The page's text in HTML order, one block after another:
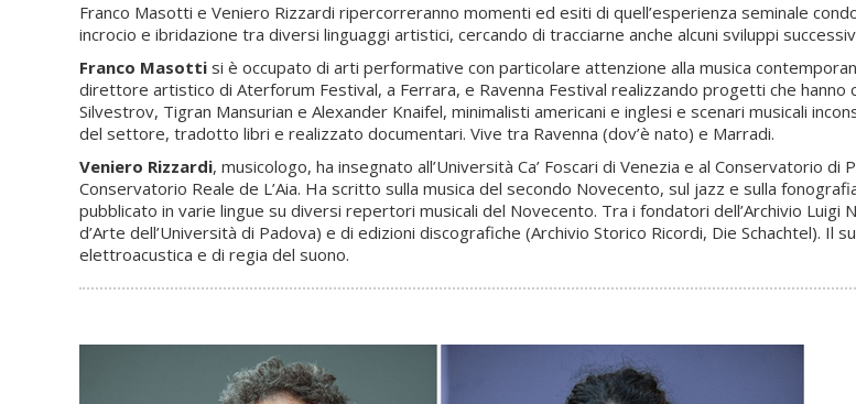
Franco Masotti e Veniero Rizzardi ripercorreranno momenti ed esiti di quell’esperienza seminale
incrocio e ibridazione tra diversi linguaggi artistici, cercando di tracciarne anche alcuni sviluppi
Franco Masotti si è occupato di arti performative con particolare attenzione alla musica
direttore artistico di Aterforum Festival, a Ferrara, e Ravenna Festival realizzando progetti che
Silvestrov, Tigran Mansurian e Alexander Knaifel, minimalisti americani e inglesi e scenari musicali
del settore, tradotto libri e realizzato documentari. Vive tra Ravenna (dov’è nato) e Marradi.
Veniero Rizzardi, musicologo, ha insegnato all’Università Ca’ Foscari di Venezia e al Conservatorio
Conservatorio Reale de L’Aia. Ha scritto sulla musica del secondo Novecento, sul jazz e sulla
pubblicato in varie lingue su diversi repertori musicali del Novecento. Tra i fondatori dell’Archivio
d’Arte dell’Università di Padova) e di edizioni discografiche (Archivio Storico Ricordi, Die Schachtel).
elettroacustica e di regia del suono.